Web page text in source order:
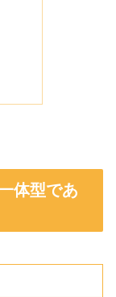
体型であ